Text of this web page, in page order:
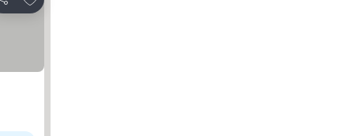
Compartir